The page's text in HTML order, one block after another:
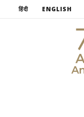
हिंदी ENGLISH